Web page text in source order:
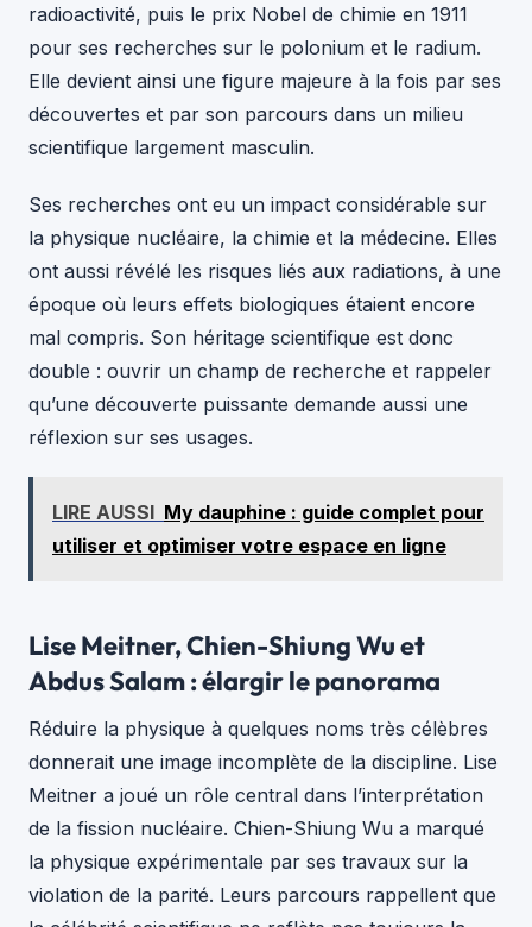
radioactivité, puis le prix Nobel de chimie en 1911
pour ses recherches sur le polonium et le radium.
Elle devient ainsi une figure majeure à la fois par ses
découvertes et par son parcours dans un milieu
scientifique largement masculin.
Ses recherches ont eu un impact considérable sur
la physique nucléaire, la chimie et la médecine. Elles
ont aussi révélé les risques liés aux radiations, à une
époque où leurs effets biologiques étaient encore
mal compris. Son héritage scientifique est donc
double : ouvrir un champ de recherche et rappeler
qu’une découverte puissante demande aussi une
réflexion sur ses usages.
LIRE AUSSI My dauphine : guide complet pour
utiliser et optimiser votre espace en ligne
Lise Meitner, Chien-Shiung Wu et
Abdus Salam : élargir le panorama
Réduire la physique à quelques noms très célèbres
donnerait une image incomplète de la discipline. Lise
Meitner a joué un rôle central dans l’interprétation
de la fission nucléaire. Chien-Shiung Wu a marqué
la physique expérimentale par ses travaux sur la
violation de la parité. Leurs parcours rappellent que